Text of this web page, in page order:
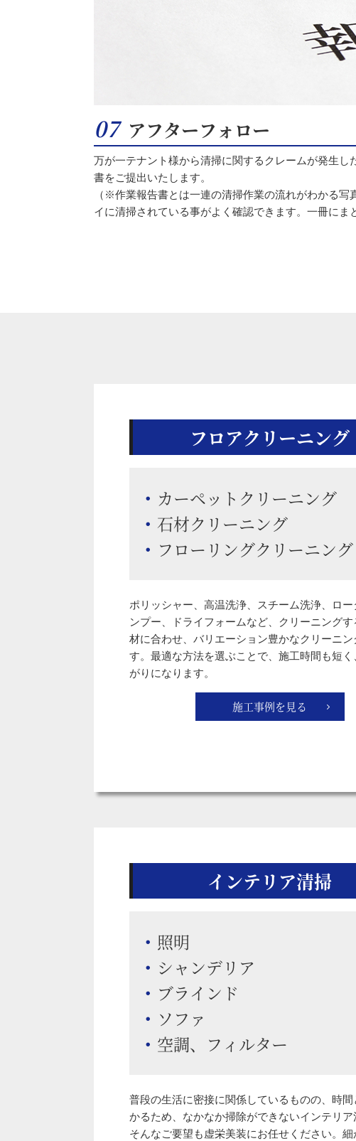
07 アフターフォロー
万が一テナント様から清掃に関するクレームが発生
書をご提出いたします。
（※作業報告書とは一連の清掃作業の流れがわかる
イに清掃されている事がよく確認できます。一冊にま
フロアクリーニング
カーペットクリーニング
石材クリーニング
フローリングクリーニン
ポリッシャー、高温洗浄、スチーム洗浄、ロー
ンプー、ドライフォームなど、クリーニング
材に合わせ、バリエーション豊かなクリーニン
す。最適な方法を選ぶことで、施工時間も短く
がりになります。
施工事例を見る
インテリア清掃
照明
シャンデリア
ブラインド
ソファ
空調、フィルター
普段の生活に密接に関係しているものの、時
かるため、なかなか掃除ができないインテリア
そんなご要望も虚栄美装にお任せください。細